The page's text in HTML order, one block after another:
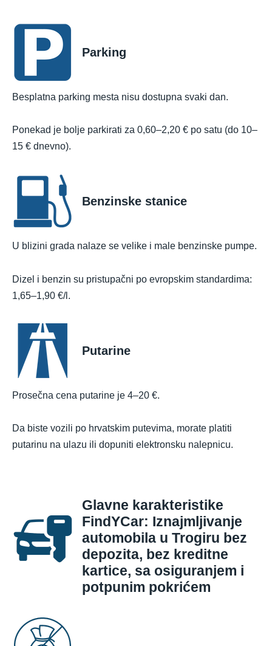
Parking
Besplatna parking mesta nisu dostupna svaki dan.
Ponekad je bolje parkirati za 0,60–2,20 € po satu (do 10–
15 € dnevno).
Benzinske stanice
U blizini grada nalaze se velike i male benzinske pumpe.
Dizel i benzin su pristupačni po evropskim standardima:
1,65–1,90 €/l.
Putarine
Prosečna cena putarine je 4–20 €.
Da biste vozili po hrvatskim putevima, morate platiti
putarinu na ulazu ili dopuniti elektronsku nalepnicu.
Glavne karakteristike
FindYCar: Iznajmljivanje
automobila u Trogiru bez
depozita, bez kreditne
kartice, sa osiguranjem i
potpunim pokrićem